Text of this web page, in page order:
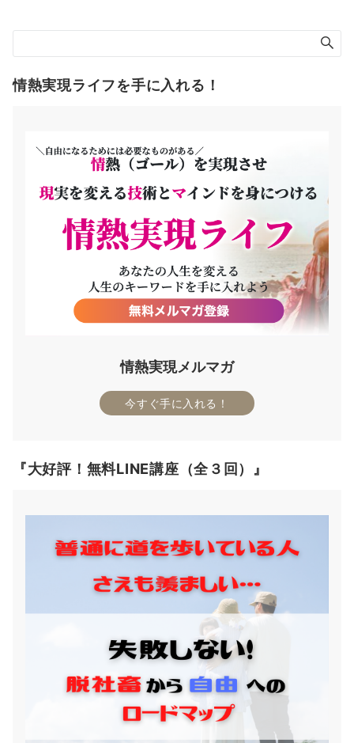
情熱実現ライフを手に入れる！
情熱実現メルマガ
今すぐ手に入れる！
『大好評！無料LINE講座（全３回）』